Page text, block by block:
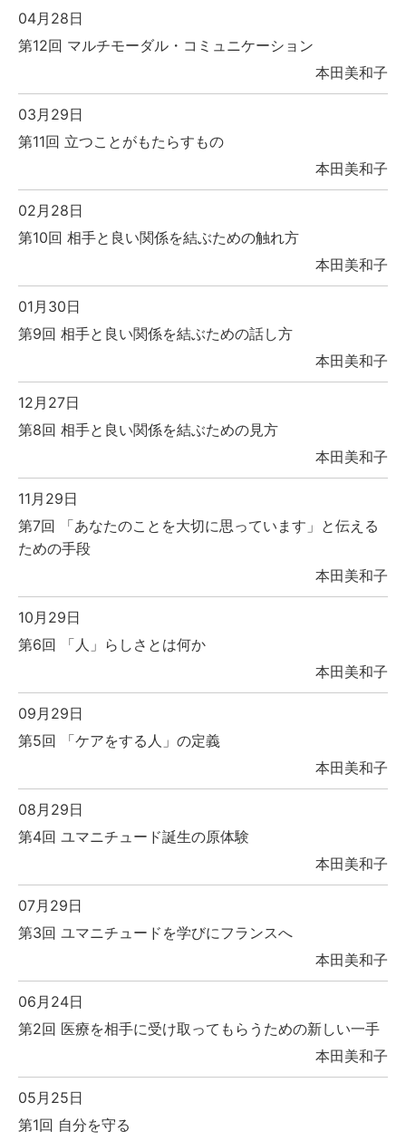
04月28日
第12回 マルチモーダル・コミュニケーション
本田美和子
03月29日
第11回 立つことがもたらすもの
本田美和子
02月28日
第10回 相手と良い関係を結ぶための触れ方
本田美和子
01月30日
第9回 相手と良い関係を結ぶための話し方
本田美和子
12月27日
第8回 相手と良い関係を結ぶための見方
本田美和子
11月29日
第7回 「あなたのことを大切に思っています」と伝える
ための手段
本田美和子
10月29日
第6回 「人」らしさとは何か
本田美和子
09月29日
第5回 「ケアをする人」の定義
本田美和子
08月29日
第4回 ユマニチュード誕生の原体験
本田美和子
07月29日
第3回 ユマニチュードを学びにフランスへ
本田美和子
06月24日
第2回 医療を相手に受け取ってもらうための新しい一手
本田美和子
05月25日
第1回 自分を守る